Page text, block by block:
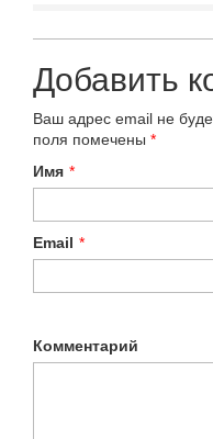
Добавить
Ваш адрес email не
поля помечены *
Имя *
Email *
Комментарий